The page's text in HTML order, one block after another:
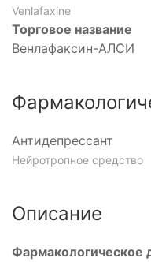
Venlafaxine
Торговое название
Венлафаксин-АЛСИ
Антидепрессант
Нейротропное средство
Описание
Фармакологическое